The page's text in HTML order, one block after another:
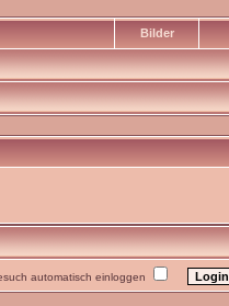
Bilder
automatisch einloggen